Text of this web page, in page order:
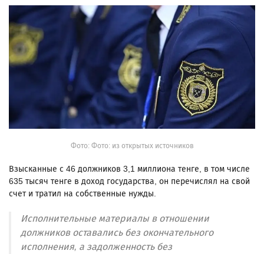
Фото: Фото: из открытых источников
Взысканные с 46 должников 3,1 миллиона тенге, в том числе
635 тысяч тенге в доход государства, он перечислял на свой
счет и тратил на собственные нужды.
Исполнительные материалы в отношении
должников оставались без окончательного
исполнения, а задолженность без